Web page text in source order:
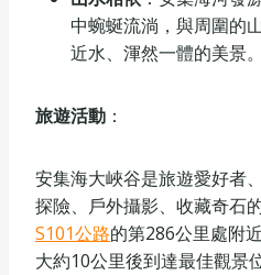
中蜿蜒流淌，與周圍的
近水、渾然一體的美景。
旅遊活動 ‌：
安集海大峽谷是旅遊愛好者
探險、戶外攝影、收藏奇石
S101公路的第286公里處附
大約10公里後到達最佳觀景